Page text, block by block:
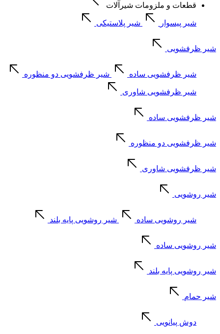
قطعات و ملزومات شیرآلات
شیر پیسوار شیر پلاستیکی
شیر ظرفشویی
شیر ظرفشویی ساده شیر ظرفشویی دو منظوره
شیر ظرفشویی شاوری
شیر ظرفشویی ساده
شیر ظرفشویی دو منظوره
شیر ظرفشویی شاوری
شیر روشویی
شیر روشویی ساده شیر روشویی پایه بلند
شیر روشویی ساده
شیر روشویی پایه بلند
شیر حمام
دوش پیانویی